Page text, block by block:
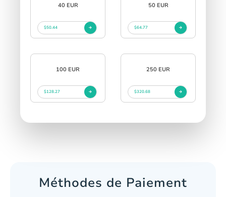
40 EUR
$50.44
50 EUR
$64.77
100 EUR
$128.27
250 EUR
$320.68
Méthodes de Paiement